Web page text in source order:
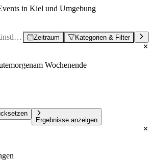
in Kiel und Umgebung
Zeitraum Kategorien & Filter
morgenam Wochenende
Ergebnisse anzeigen